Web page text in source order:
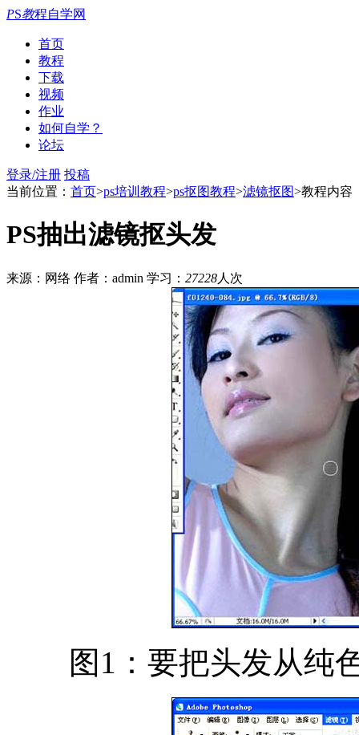
PS教程自学网
首页
教程
下载
视频
作业
如何自学？
论坛
登录/注册 投稿
当前位置： 首页>ps培训教程>ps抠图教程>滤镜抠图>教程内容
PS抽出滤镜抠头发
来源：网络 作者：admin 学习： 27228人次
图1：要把头发从纯